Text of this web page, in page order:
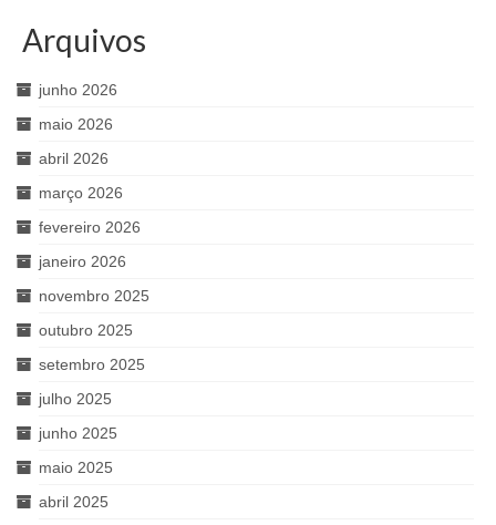
Arquivos
junho 2026
maio 2026
abril 2026
março 2026
fevereiro 2026
janeiro 2026
novembro 2025
outubro 2025
setembro 2025
julho 2025
junho 2025
maio 2025
abril 2025